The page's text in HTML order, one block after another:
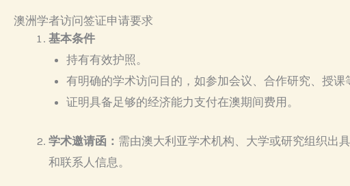
澳洲学者访问签证申请要求
基本条件
持有有效护照。
有明确的学术访问目的，如参加会议、合作研究、授课
证明具备足够的经济能力支付在澳期间费用。
学术邀请函： 需由澳大利亚学术机构、大学或研究组织出
和联系人信息。